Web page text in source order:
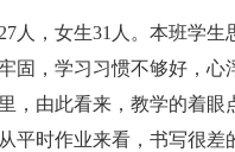
人，女生31人。本班学
固，学习习惯不够好，
，由此看来，教学的着
平时作业来看，书写很差